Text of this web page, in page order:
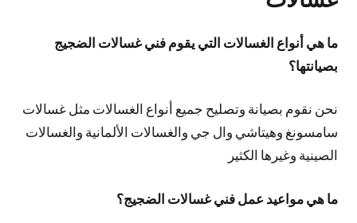
ما هي أنواع الغسالات التي يقوم فني غسالات الضجيج
بصيانتها؟
نحن نقوم بصيانة وتصليح جميع أنواع الغسالات مثل غسالات
سامسونغ وهيتاشي وال جي والغسالات الألمانية والغسالات
الصينية وغيرها الكثير
ما هي مواعيد عمل فني غسالات الضجيج؟